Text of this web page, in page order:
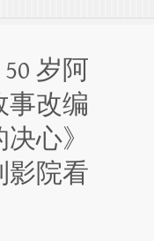
岁阿
事改编
心》
影院看